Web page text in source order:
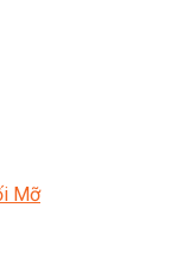
Mỡ